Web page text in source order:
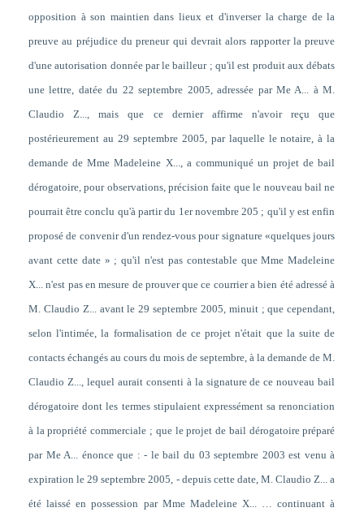
opposition à son maintien dans lieux et d'inverser la charge de la
preuve au préjudice du preneur qui devrait alors rapporter la preuve
d'une autorisation donnée par le bailleur ; qu'il est produit aux débats
une lettre, datée du 22 septembre 2005, adressée par Me A... à M.
Claudio Z..., mais que ce dernier affirme n'avoir reçu que
postérieurement au 29 septembre 2005, par laquelle le notaire, à la
demande de Mme Madeleine X..., a communiqué un projet de bail
dérogatoire, pour observations, précision faite que le nouveau bail ne
pourrait être conclu qu'à partir du 1er novembre 205 ; qu'il y est enfin
proposé de convenir d'un rendez-vous pour signature «quelques jours
avant cette date » ; qu'il n'est pas contestable que Mme Madeleine
X... n'est pas en mesure de prouver que ce courrier a bien été adressé à
M. Claudio Z... avant le 29 septembre 2005, minuit ; que cependant,
selon l'intimée, la formalisation de ce projet n'était que la suite de
contacts échangés au cours du mois de septembre, à la demande de M.
Claudio Z..., lequel aurait consenti à la signature de ce nouveau bail
dérogatoire dont les termes stipulaient expressément sa renonciation
à la propriété commerciale ; que le projet de bail dérogatoire préparé
par Me A... énonce que : - le bail du 03 septembre 2003 est venu à
expiration le 29 septembre 2005, - depuis cette date, M. Claudio Z... a
été laissé en possession par Mme Madeleine X... … continuant à